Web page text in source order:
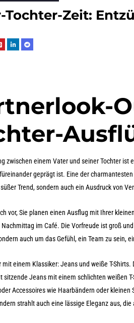
Tochter-Zeit:
zwischen einem Vater und seiner Tochter
geprägt ist. Eine der
Trend, sondern auch ein Ausdruck von
vor, Sie planen einen Ausflug mit Ihrer
im Café. Die Vorfreude ist groß
auch um das Gefühl, ein Team zu sein,
mit einem Klassiker: Jeans und weiße T-
sitzende Jeans mit einem schlichten weißen
Accessoires wie Haarbändern oder
strahlt auch eine lässige Eleganz aus,